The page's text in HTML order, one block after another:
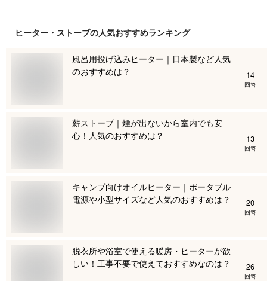
ヒーター・ストーブの人気おすすめランキング
風呂用投げ込みヒーター｜日本製など人気
のおすすめは？
14
回答
薪ストーブ｜煙が出ないから室内でも安
心！人気のおすすめは？
13
回答
キャンプ向けオイルヒーター｜ポータブル
電源や小型サイズなど人気のおすすめは？
20
回答
脱衣所や浴室で使える暖房・ヒーターが欲
しい！工事不要で使えておすすめなのは？
26
回答